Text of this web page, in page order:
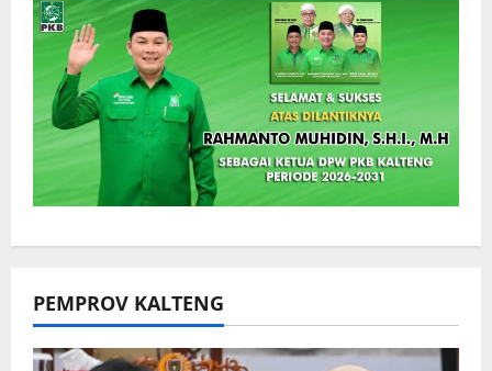
PEMPROV KALTENG